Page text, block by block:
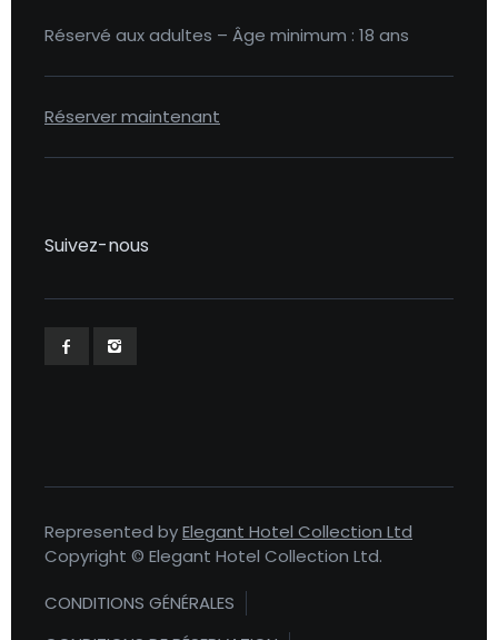
Réservé aux adultes – Âge minimum : 18 ans
Réserver maintenant
Suivez-nous
Represented byElegant Hotel Collection Ltd
Copyright © Elegant Hotel Collection Ltd.
CONDITIONS GÉNÉRALES